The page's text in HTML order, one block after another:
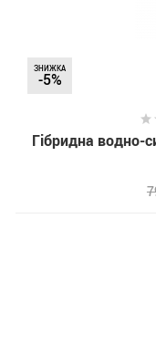
ЗНИЖКА
-5%
Гібридна водно-